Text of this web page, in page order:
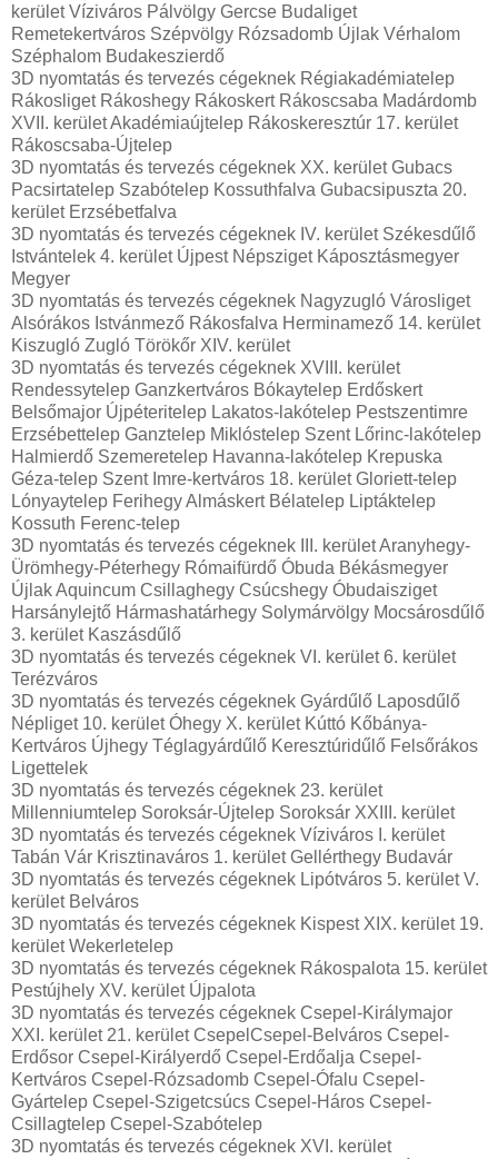
kerület Víziváros Pálvölgy Gercse Budaliget
Remetekertváros Szépvölgy Rózsadomb Újlak Vérhalom
Széphalom Budakeszierdő
3D nyomtatás és tervezés cégeknek Régiakadémiatelep
Rákosliget Rákoshegy Rákoskert Rákoscsaba Madárdomb
XVII. kerület Akadémiaújtelep Rákoskeresztúr 17. kerület
Rákoscsaba-Újtelep
3D nyomtatás és tervezés cégeknek XX. kerület Gubacs
Pacsirtatelep Szabótelep Kossuthfalva Gubacsipuszta 20.
kerület Erzsébetfalva
3D nyomtatás és tervezés cégeknek IV. kerület Székesdűlő
Istvántelek 4. kerület Újpest Népsziget Káposztásmegyer
Megyer
3D nyomtatás és tervezés cégeknek Nagyzugló Városliget
Alsórákos Istvánmező Rákosfalva Herminamező 14. kerület
Kiszugló Zugló Törökőr XIV. kerület
3D nyomtatás és tervezés cégeknek XVIII. kerület
Rendessytelep Ganzkertváros Bókaytelep Erdőskert
Belsőmajor Újpéteritelep Lakatos-lakótelep Pestszentimre
Erzsébettelep Ganztelep Miklóstelep Szent Lőrinc-lakótelep
Halmierdő Szemeretelep Havanna-lakótelep Krepuska
Géza-telep Szent Imre-kertváros 18. kerület Gloriett-telep
Lónyaytelep Ferihegy Almáskert Bélatelep Liptáktelep
Kossuth Ferenc-telep
3D nyomtatás és tervezés cégeknek III. kerület Aranyhegy-
Ürömhegy-Péterhegy Rómaifürdő Óbuda Békásmegyer
Újlak Aquincum Csillaghegy Csúcshegy Óbudaisziget
Harsánylejtő Hármashatárhegy Solymárvölgy Mocsárosdűlő
3. kerület Kaszásdűlő
3D nyomtatás és tervezés cégeknek VI. kerület 6. kerület
Terézváros
3D nyomtatás és tervezés cégeknek Gyárdűlő Laposdűlő
Népliget 10. kerület Óhegy X. kerület Kúttó Kőbánya-
Kertváros Újhegy Téglagyárdűlő Keresztúridűlő Felsőrákos
Ligettelek
3D nyomtatás és tervezés cégeknek 23. kerület
Millenniumtelep Soroksár-Újtelep Soroksár XXIII. kerület
3D nyomtatás és tervezés cégeknek Víziváros I. kerület
Tabán Vár Krisztinaváros 1. kerület Gellérthegy Budavár
3D nyomtatás és tervezés cégeknek Lipótváros 5. kerület V.
kerület Belváros
3D nyomtatás és tervezés cégeknek Kispest XIX. kerület 19.
kerület Wekerletelep
3D nyomtatás és tervezés cégeknek Rákospalota 15. kerület
Pestújhely XV. kerület Újpalota
3D nyomtatás és tervezés cégeknek Csepel-Királymajor
XXI. kerület 21. kerület CsepelCsepel-Belváros Csepel-
Erdősor Csepel-Királyerdő Csepel-Erdőalja Csepel-
Kertváros Csepel-Rózsadomb Csepel-Ófalu Csepel-
Gyártelep Csepel-Szigetcsúcs Csepel-Háros Csepel-
Csillagtelep Csepel-Szabótelep
3D nyomtatás és tervezés cégeknek XVI. kerület